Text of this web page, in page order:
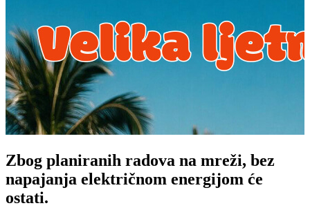
Zbog planiranih radova na mreži, bez
napajanja električnom energijom će
ostati.